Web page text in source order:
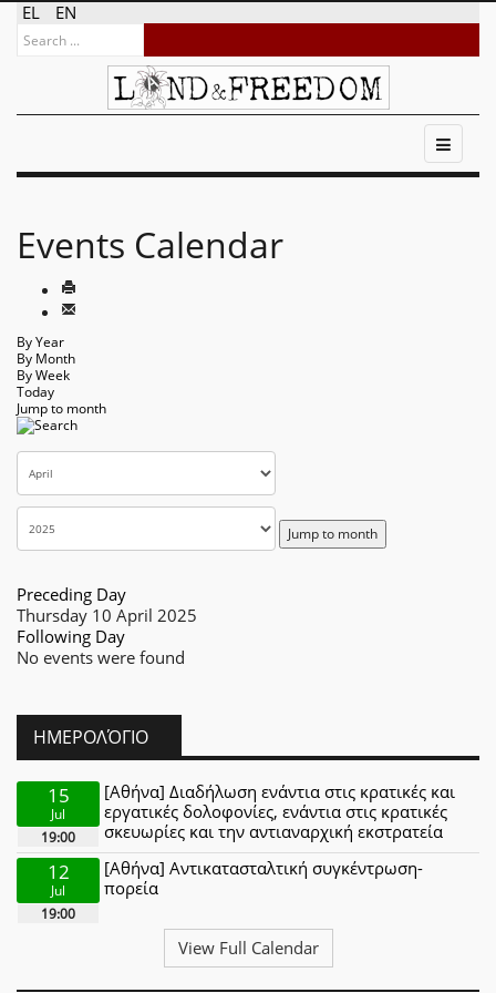
EL EN
Events Calendar
By Year
By Month
By Week
Today
Jump to month
Jump to month
Preceding Day
Thursday 10 April 2025
Following Day
No events were found
ΗΜΕΡΟΛΌΓΙΟ
15
Jul
19:00
[Αθήνα] Διαδήλωση ενάντια στις κρατικές και
εργατικές δολοφονίες, ενάντια στις κρατικές
σκευωρίες και την αντιαναρχική εκστρατεία
12
Jul
19:00
[Αθήνα] Αντικατασταλτική συγκέντρωση-
πορεία
View Full Calendar